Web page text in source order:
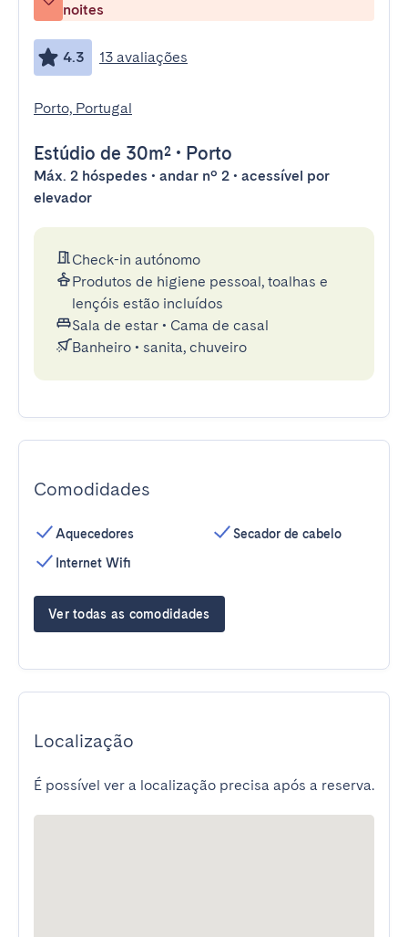
noites
4.3 13 avaliações
Porto, Portugal
Estúdio de 30m² • Porto
Máx. 2 hóspedes • andar nº 2 • acessível por
elevador
Check-in autónomo
Produtos de higiene pessoal, toalhas e
lençóis estão incluídos
Sala de estar • Cama de casal
Banheiro • sanita, chuveiro
Comodidades
Aquecedores
Internet Wifi
Secador de cabelo
Ver todas as comodidades
Localização
É possível ver a localização precisa após a reserva.